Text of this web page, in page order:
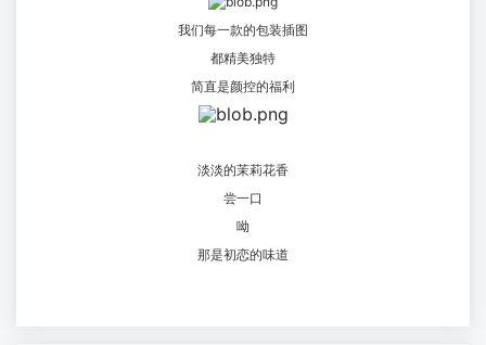
我们每一款的包装插图
都精美独特
简直是颜控的福利
淡淡的茉莉花香
尝一口
呦
那是初恋的味道